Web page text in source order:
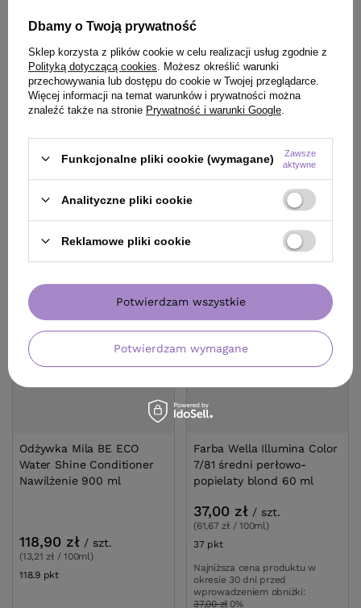
Cover Farba 5.0 naturalny
7,5% 60 ml
65,90 zł
65.8pktpunktów
nawilżający wygładzający
zniszczonych 50 ml
42,49 zł / szt.
(84,98 zł / 100ml)
okresie 30 dni przed
wprowadzeniem obniżki:
49,99 zł -15%
Odżywka Mila BE ECO
Water Shine Conditioner
Nawilżenie 900 ml
118,90 zł / szt.
(13,21 zł / 100ml)
118.9 pktpunktów
Farba Wella Illumina Color
7/81 średni perłowo-
popielaty blond 60 ml
37,00 zł / szt.
(61,67 zł / 100ml)
37 pktpunktów
Najniższa cena produktu w
okresie 30 dni przed
wprowadzeniem obniżki:
37,00 zł 0%
Dbamy o Twoją prywatność
Sklep korzysta z plików cookie w celu realizacji usług zgodnie z
Polityką dotyczącą cookies . Możesz określić warunki
przechowywania lub dostępu do cookie w Twojej przeglądarce.
Więcej informacji na temat warunków i prywatności można
znaleźć także na stronie Prywatność i warunki Google
Funkcjonalne pliki cookie (wymagane)
Zawsze
aktywne
Analityczne pliki cookie
Reklamowe pliki cookie
Potwierdzam wymagane
Potwierdzam wszystkie